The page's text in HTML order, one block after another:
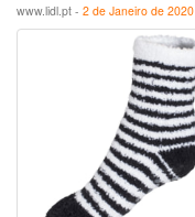
www.lidl.pt - 2 de Janeiro de 2020